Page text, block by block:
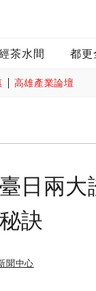
茶水間 都更
高雄產業論壇
日兩
訣
聞中心